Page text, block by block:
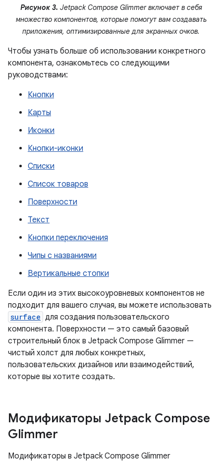
Рисунок 3. Jetpack Compose Glimmer включает в себя
множество компонентов, которые помогут вам создавать
приложения, оптимизированные для экранных очков.
Чтобы узнать больше об использовании конкретного
компонента, ознакомьтесь со следующими
руководствами:
Кнопки
Карты
Иконки
Кнопки-иконки
Списки
Список товаров
Поверхности
Текст
Кнопки переключения
Чипы с названиями
Вертикальные стопки
Если один из этих высокоуровневых компонентов не
подходит для вашего случая, вы можете использовать
surface для создания пользовательского
компонента. Поверхности — это самый базовый
строительный блок в Jetpack Compose Glimmer —
чистый холст для любых конкретных,
пользовательских дизайнов или взаимодействий,
которые вы хотите создать.
Модификаторы Jetpack Compose
Glimmer
Модификаторы в Jetpack Compose Glimmer